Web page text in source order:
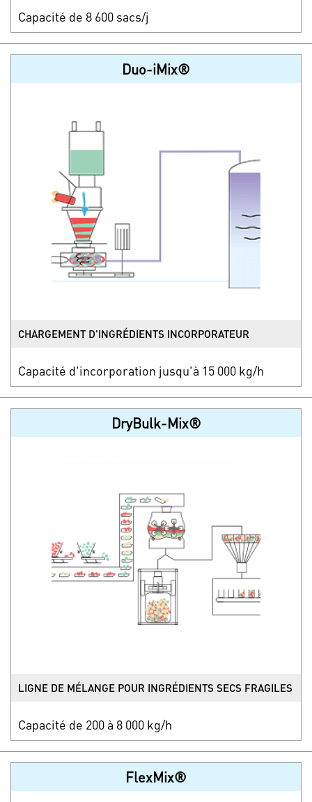
Capacité de 8 600 sacs/j
Duo-iMix®
CHARGEMENT D'INGRÉDIENTS INCORPORATEUR
Capacité d'incorporation jusqu'à 15 000 kg/h
DryBulk-Mix®
LIGNE DE MÉLANGE POUR INGRÉDIENTS SECS FRAGILES
Capacité de 200 à 8 000 kg/h
FlexMix®